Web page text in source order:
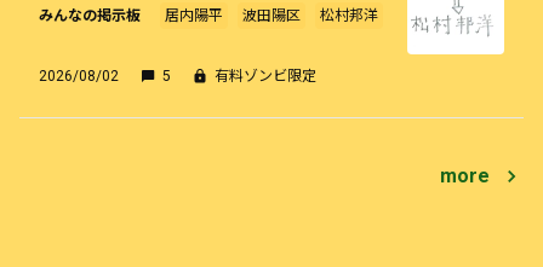
みんなの掲示板 居内陽平 波田陽区 松村邦洋
2026/08/02 5 有料ゾンビ限定
more